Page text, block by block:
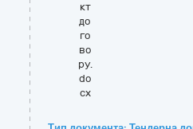
кт
до
го
во
ру.
do
cx